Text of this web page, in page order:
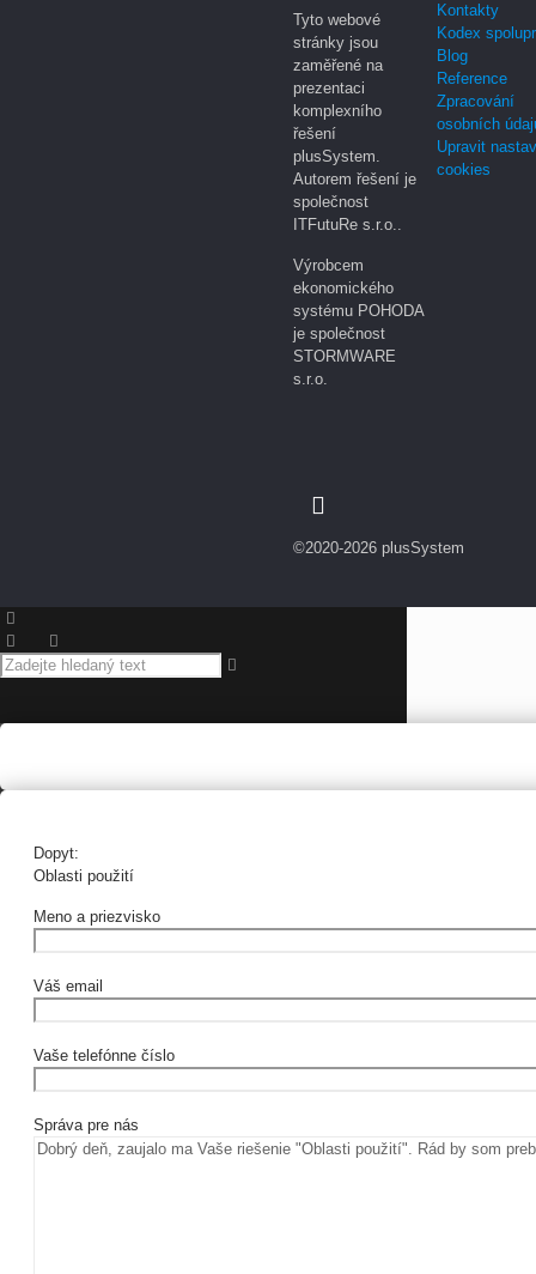
Tyto webové
stránky jsou
zaměřené na
prezentaci
komplexního
řešení
plusSystem.
Autorem řešení je
společnost
ITFutuRe s.r.o..
Výrobcem
ekonomického
systému POHODA
je společnost
STORMWARE
s.r.o.
Kontakty
Kodex
Blog
Reference
Zpracování
osobních
Upravit
cookies
©2020-2026 plusSystem
Dopyt:
Oblasti použití
Meno a priezvisko
Váš email
Vaše telefónne číslo
Správa pre nás